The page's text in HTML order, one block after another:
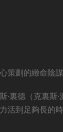
策劃的緻命陰
·裏德（克裏
活到足夠長的